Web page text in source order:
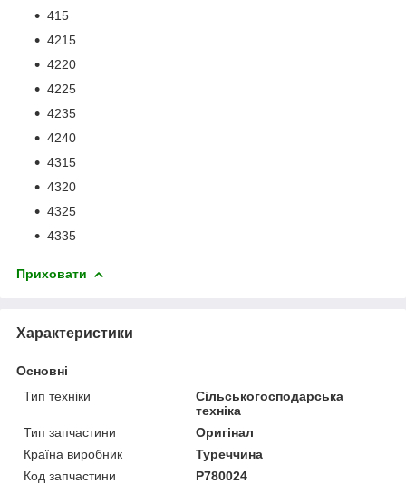
415
4215
4220
4225
4235
4240
4315
4320
4325
4335
Приховати
Характеристики
Основні
Тип техніки
Сільськогосподарська
техніка
Тип запчастини
Оригінал
Країна виробник
Туреччина
Код запчастини
P780024